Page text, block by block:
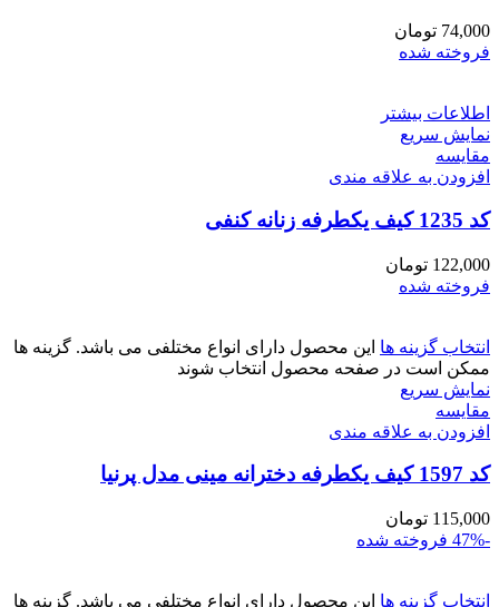
74,000 تومان
فروخته شده
اطلاعات بیشتر
نمایش سریع
مقايسه
افزودن به علاقه مندی
کد 1235 کیف یکطرفه زنانه کنفی
122,000 تومان
فروخته شده
انتخاب گزینه ها این محصول دارای انواع مختلفی می باشد. گزینه ها
ممکن است در صفحه محصول انتخاب شوند
نمایش سریع
مقايسه
افزودن به علاقه مندی
کد 1597 کیف یکطرفه دخترانه مینی مدل پرنیا
115,000 تومان
-47%
فروخته شده
انتخاب گزینه ها این محصول دارای انواع مختلفی می باشد. گزینه ها